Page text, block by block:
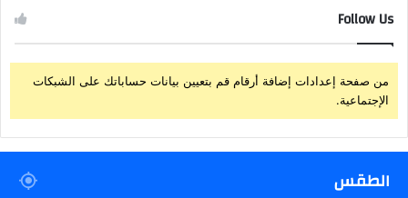
Follow Us
من صفحة إعدادات إضافة أرقام قم بتعيين بيانات حساباتك على الشبكات
الإجتماعية.
الطقس